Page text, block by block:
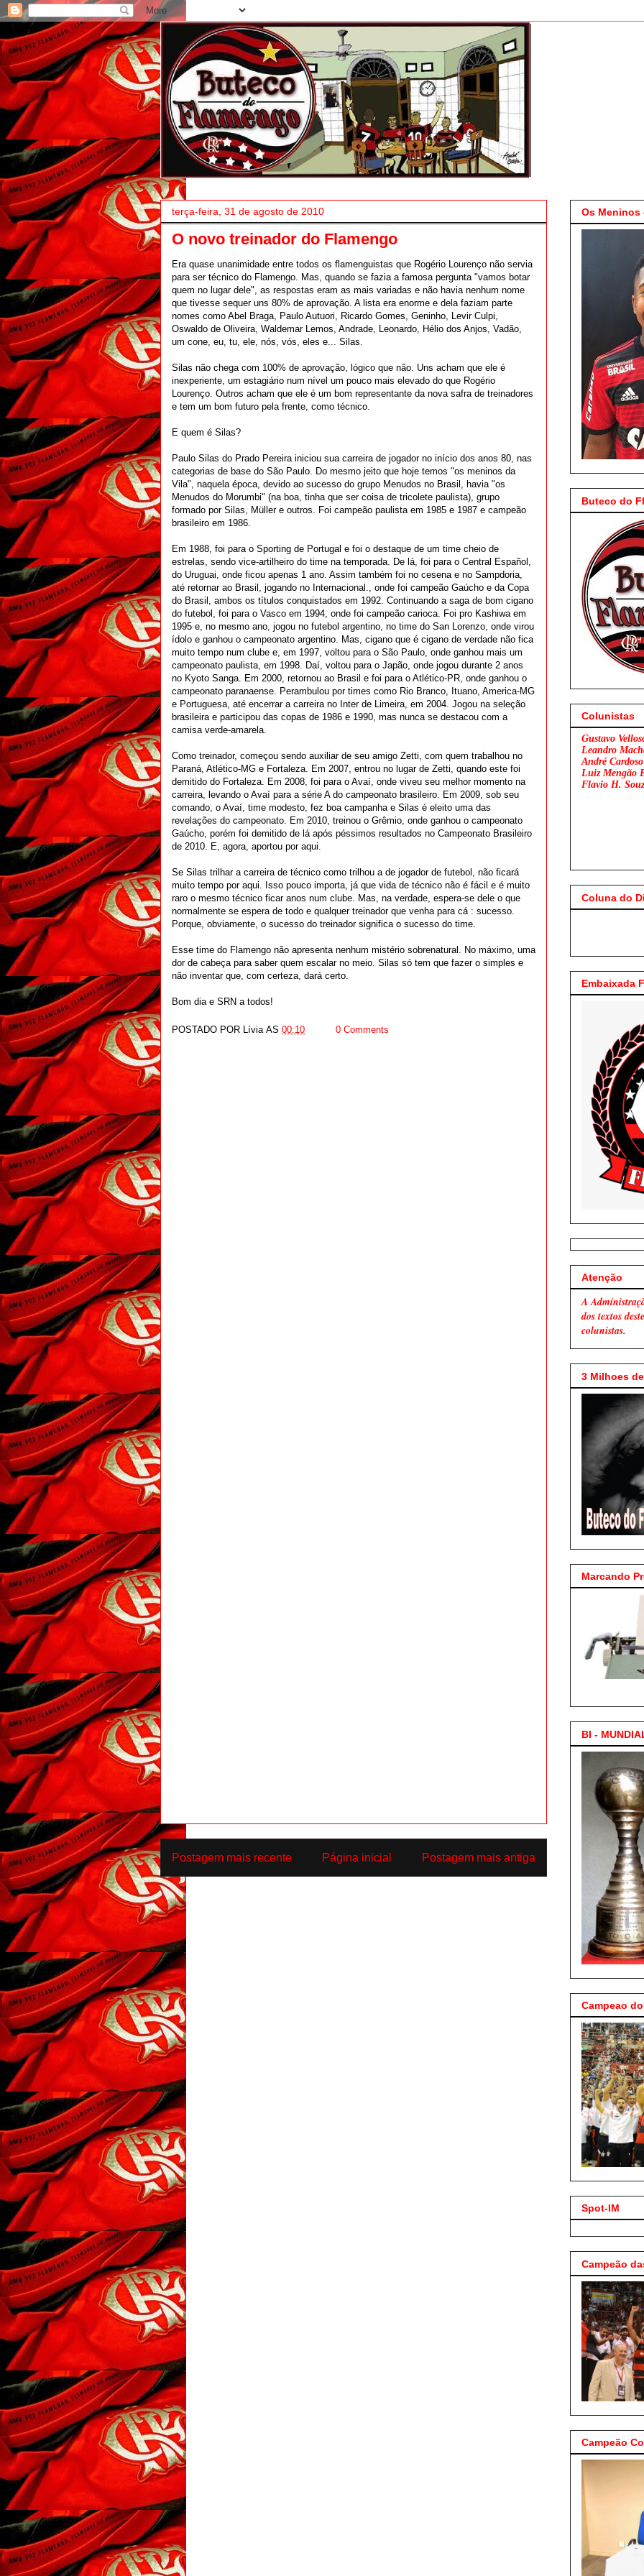
terça-feira, 31 de agosto de 2010
O novo treinador do Flamengo
Era quase unanimidade entre todos os flamenguistas que Rogério Lourenço não servia
para ser técnico do Flamengo. Mas, quando se fazia a famosa pergunta "vamos botar
quem no lugar dele", as respostas eram as mais variadas e não havia nenhum nome
que tivesse sequer uns 80% de aprovação. A lista era enorme e dela faziam parte
nomes como Abel Braga, Paulo Autuori, Ricardo Gomes, Geninho, Levir Culpi,
Oswaldo de Oliveira, Waldemar Lemos, Andrade, Leonardo, Hélio dos Anjos, Vadão,
um cone, eu, tu, ele, nós, vós, eles e... Silas.
Silas não chega com 100% de aprovação, lógico que não. Uns acham que ele é
inexperiente, um estagiário num nível um pouco mais elevado do que Rogério
Lourenço. Outros acham que ele é um bom representante da nova safra de treinadores
e tem um bom futuro pela frente, como técnico.
E quem é Silas?
Paulo Silas do Prado Pereira iniciou sua carreira de jogador no início dos anos 80, nas
categorias de base do São Paulo. Do mesmo jeito que hoje temos "os meninos da
Vila", naquela época, devido ao sucesso do grupo Menudos no Brasil, havia "os
Menudos do Morumbi" (na boa, tinha que ser coisa de tricolete paulista), grupo
formado por Silas, Müller e outros. Foi campeão paulista em 1985 e 1987 e campeão
brasileiro em 1986.
Em 1988, foi para o Sporting de Portugal e foi o destaque de um time cheio de
estrelas, sendo vice-artilheiro do time na temporada. De lá, foi para o Central Español,
do Uruguai, onde ficou apenas 1 ano. Assim também foi no cesena e no Sampdoria,
até retornar ao Brasil, jogando no Internacional., onde foi campeão Gaúcho e da Copa
do Brasil, ambos os títulos conquistados em 1992. Continuando a saga de bom cigano
do futebol, foi para o Vasco em 1994, onde foi campeão carioca. Foi pro Kashiwa em
1995 e, no mesmo ano, jogou no futebol argentino, no time do San Lorenzo, onde virou
ídolo e ganhou o campeonato argentino. Mas, cigano que é cigano de verdade não fica
muito tempo num clube e, em 1997, voltou para o São Paulo, onde ganhou mais um
campeonato paulista, em 1998. Daí, voltou para o Japão, onde jogou durante 2 anos
no Kyoto Sanga. Em 2000, retornou ao Brasil e foi para o Atlético-PR, onde ganhou o
campeonato paranaense. Perambulou por times como Rio Branco, Ituano, America-MG
e Portuguesa, até encerrar a carreira no Inter de Limeira, em 2004. Jogou na seleção
brasileira e participou das copas de 1986 e 1990, mas nunca se destacou com a
camisa verde-amarela.
Como treinador, começou sendo auxiliar de seu amigo Zetti, com quem trabalhou no
Paraná, Atlético-MG e Fortaleza. Em 2007, entrou no lugar de Zetti, quando este foi
demitido do Fortaleza. Em 2008, foi para o Avaí, onde viveu seu melhor momento na
carreira, levando o Avaí para a série A do campeonato brasileiro. Em 2009, sob seu
comando, o Avaí, time modesto, fez boa campanha e Silas é eleito uma das
revelações do campeonato. Em 2010, treinou o Grêmio, onde ganhou o campeonato
Gaúcho, porém foi demitido de lá após péssimos resultados no Campeonato Brasileiro
de 2010. E, agora, aportou por aqui.
Se Silas trilhar a carreira de técnico como trilhou a de jogador de futebol, não ficará
muito tempo por aqui. Isso pouco importa, já que vida de técnico não é fácil e é muito
raro o mesmo técnico ficar anos num clube. Mas, na verdade, espera-se dele o que
normalmente se espera de todo e qualquer treinador que venha para cá : sucesso.
Porque, obviamente, o sucesso do treinador significa o sucesso do time.
Esse time do Flamengo não apresenta nenhum mistério sobrenatural. No máximo, uma
dor de cabeça para saber quem escalar no meio. Silas só tem que fazer o simples e
não inventar que, com certeza, dará certo.
Bom dia e SRN a todos!
POSTADO POR Lívia AS 00:10 0 Comments
Postagem mais recente Postagem mais antiga
Página inicial
Os
Buteco do
Colunistas
Gustavo
Leandro
André Cardoso
Luiz Mengão
Flavio H.
Coluna do
Embaixada
Atenção
A
dos textos
colunistas.
3 Milhoes
Marcando
BI -
Campeao
Spot-IM
Campeão
Campeão